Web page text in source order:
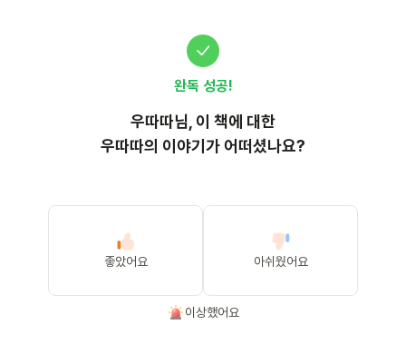
완독 성공!
우따따님, 이 책에 대한
우따따의 이야기가 어떠셨나요?
좋았어요 아쉬웠어요
이상했어요